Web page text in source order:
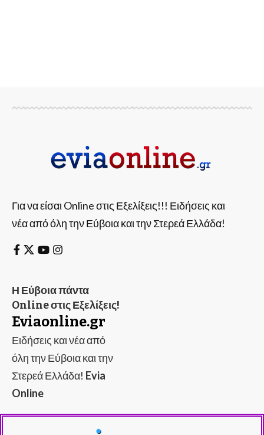
Για να είσαι Online στις Εξελίξεις!!! Ειδήσεις και
νέα από όλη την Εύβοια και την Στερεά Ελλάδα!
Η Εύβοια πάντα
Online στις Εξελίξεις!
Eviaonline.gr
Ειδήσεις και νέα από
όλη την Εύβοια και την
Στερεά Ελλάδα! Evia
Online